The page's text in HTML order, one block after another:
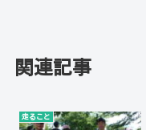
関連記事
走ること